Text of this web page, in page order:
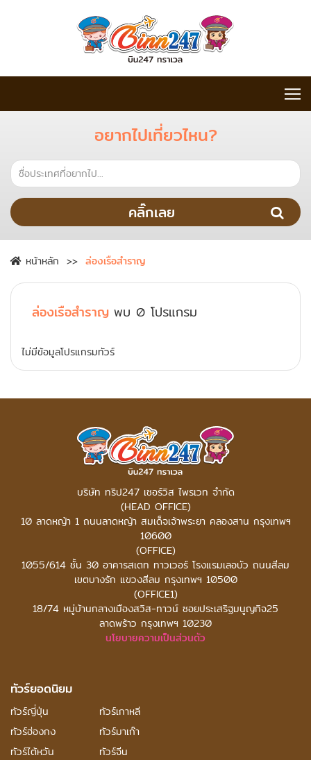
อยากไปเที่ยวไหน?
คลิ๊กเลย
หน้าหลัก ล่องเรือสำราญ
ล่องเรือสำราญ พบ 0 โปรแกรม
ไม่มีข้อมูลโปรแกรมทัวร์
บริษัท ทริป247 เซอร์วิส ไพรเวท จำกัด
(HEAD OFFICE)
10 ลาดหญ้า 1 ถนนลาดหญ้า สมเด็จเจ้าพระยา คลองสาน กรุงเทพฯ
10600
(OFFICE)
1055/614 ชั้น 30 อาคารสเตท ทาวเวอร์ โรงแรมเลอบัว ถนนสีลม
เขตบางรัก แขวงสีลม กรุงเทพฯ 10500
(OFFICE1)
18/74 หมู่บ้านกลางเมืองสวิส-ทาวน์ ซอยประเสริฐมนูญกิจ25
ลาดพร้าว กรุงเทพฯ 10230
นโยบายความเป็นส่วนตัว
ทัวร์ยอดนิยม
ทัวร์ญี่ปุ่น
ทัวร์เกาหลี
ทัวร์ฮ่องกง
ทัวร์มาเก๊า
ทัวร์ไต้หวัน
ทัวร์จีน